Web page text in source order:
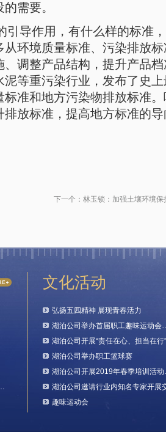
需要。
导作用，有什么样的标准
环境质量标准、污染排放标
调整产品结构，提升产品
等重污染行业，发布了史
准和地方污染物排放标准
放标准，提高地方标准的
下一个： 林玉锁：加强土壤环境
文化活动
弘扬五四精神 展现青春活力
湖泊公司举办首届职工趣味运动会
湖泊公司开展“责任在心、担当在
湖泊公司举办职工篮球赛
湖泊公司开展2019年春季培训活
湖泊公司邀请行业内知名专家开展
趣味运动会